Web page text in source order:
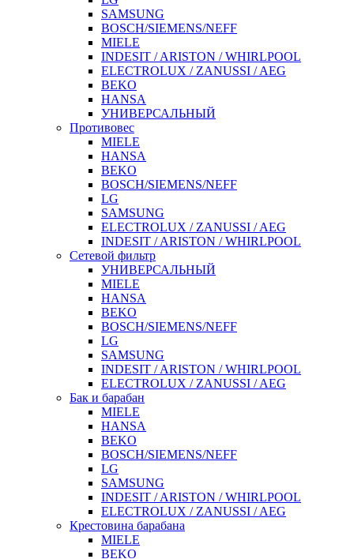
SAMSUNG
BOSCH/SIEMENS/NEFF
MIELE
INDESIT / ARISTON / WHIRLPOOL
ELECTROLUX / ZANUSSI / AEG
BEKO
HANSA
УНИВЕРСАЛЬНЫЙ
Противовес
MIELE
HANSA
BEKO
BOSCH/SIEMENS/NEFF
LG
SAMSUNG
ELECTROLUX / ZANUSSI / AEG
INDESIT / ARISTON / WHIRLPOOL
Сетевой фильтр
УНИВЕРСАЛЬНЫЙ
MIELE
HANSA
BEKO
BOSCH/SIEMENS/NEFF
LG
SAMSUNG
INDESIT / ARISTON / WHIRLPOOL
ELECTROLUX / ZANUSSI / AEG
Бак и барабан
MIELE
HANSA
BEKO
BOSCH/SIEMENS/NEFF
LG
SAMSUNG
INDESIT / ARISTON / WHIRLPOOL
ELECTROLUX / ZANUSSI / AEG
Крестовина барабана
MIELE
BEKO